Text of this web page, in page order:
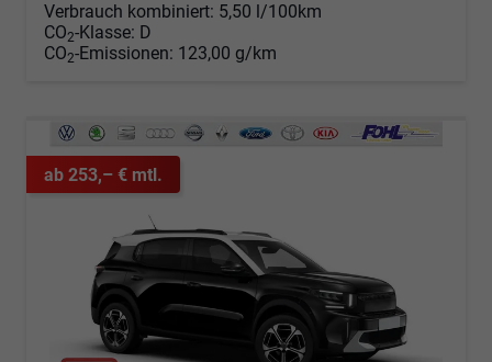
Verbrauch kombiniert: 5,50 l/100km
CO2-Klasse: D
CO2-Emissionen: 123,00 g/km
ab 253,– € mtl.